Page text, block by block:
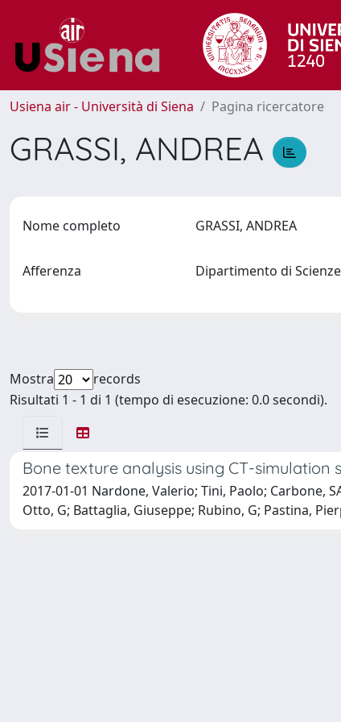
Usiena air - Università di Siena Pagina ricercatore
GRASSI, ANDREA
Nome completo GRASSI, ANDREA
Afferenza Dipartimento di
Mostra
records
Risultati 1 - 1 di 1 (tempo di esecuzione: 0.0 secondi).
Bone texture analysis using CT-
2017-01-01 Nardone, Valerio; Tini, Paolo; Carbone,
Otto, G; Battaglia, Giuseppe; Rubino, G; Pastina,